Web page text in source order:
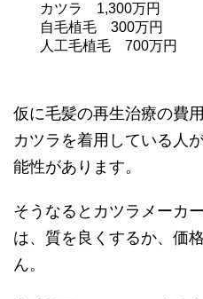
カツラ 1,300万円
自毛植毛 300万円
人工毛植毛 700万円
仮に毛髪の再生治療の費
カツラを着用している人
能性があります。
そうなるとカツラメーカ
は、質を良くするか、価
ん。